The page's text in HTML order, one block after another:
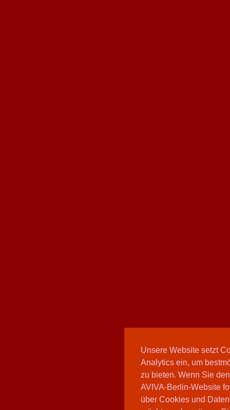
Unsere Website setzt
Analytics ein, um
zu bieten. Wenn Sie
AVIVA-Berlin-Website
über Cookies und